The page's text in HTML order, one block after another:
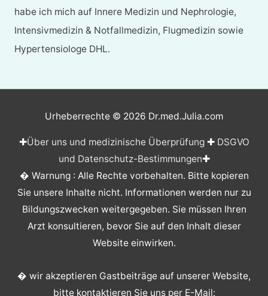
habe ich mich auf Innere Medizin und Nephrologie,
Intensivmedizin & Notfallmedizin, Flugmedizin sowie
Hypertensiologe DHL.
Urheberrechte © 2026 Dr.med.Julia.com
✚Über uns und medizinische Überprüfung✚ DSGVO
und Datenschutz-Bestimmungen✚
� Warnung : Alle Rechte vorbehalten. Bitte kopieren
Sie unsere Inhalte nicht. Informationen werden nur zu
Bildungszwecken weitergegeben. Sie müssen Ihren
Arzt konsultieren, bevor Sie auf den Inhalt dieser
Website einwirken.
� wir akzeptieren Gastbeiträge auf unserer Website,
bitte kontaktieren Sie uns per E-Mail: